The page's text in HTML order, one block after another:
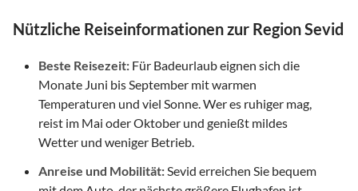
Nützliche Reiseinformationen zur Region Sevid
Beste Reisezeit: Für Badeurlaub eignen sich die
Monate Juni bis September mit warmen
Temperaturen und viel Sonne. Wer es ruhiger mag,
reist im Mai oder Oktober und genießt mildes
Wetter und weniger Betrieb.
Anreise und Mobilität:Sevid erreichen Sie bequem